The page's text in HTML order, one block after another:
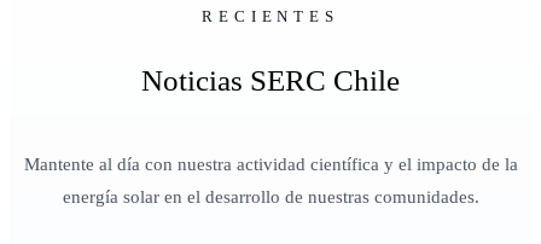
RECIENTES
Noticias SERC Chile
Mantente al día con nuestra actividad científica y el impacto de la
energía solar en el desarrollo de nuestras comunidades.